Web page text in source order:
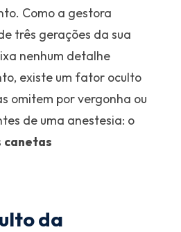
Como a gestora
três gerações da sua
nenhum detalhe
existe um fator oculto
omitem por vergonha ou
de uma anestesia: o
canetas
da